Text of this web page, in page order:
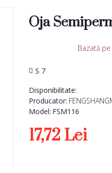
Oja
Disponibilitate:
Producator:
Model: FSM116
S 7
Bazată
17,72 Lei